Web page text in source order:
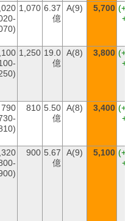
1,070 6.37
億
A(9) 5,700
1,250 19.0
億
A(8) 3,800
790
810 5.50
億
A(8) 3,400
900 5.67
億
A(9) 5,100